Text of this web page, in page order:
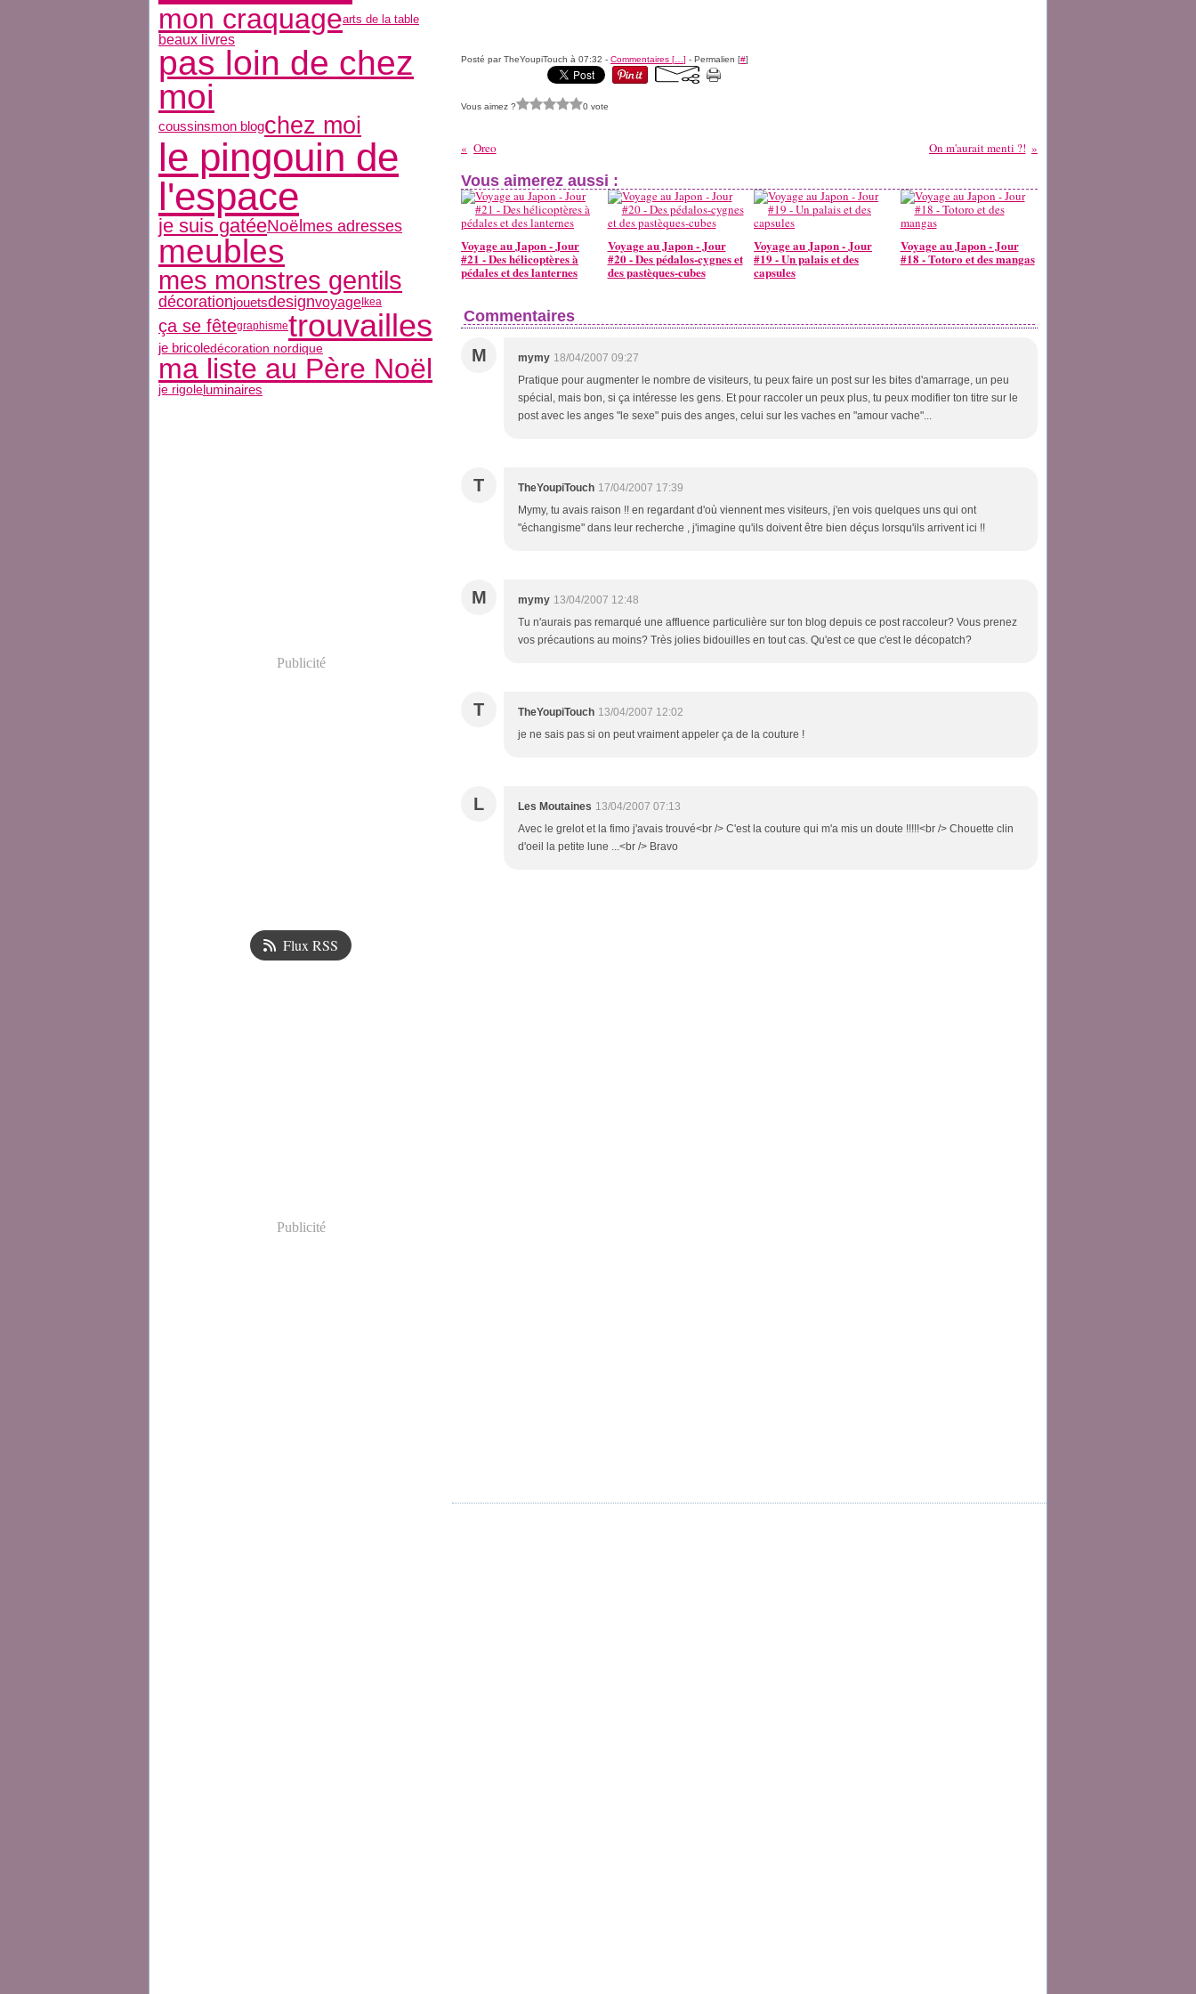
mon craquagearts de la table
beaux livres
pas loin de chez
moi
coussinsmon blogchez moi
le pingouin de
l'espace
je suis gatéeNoël mes adresses
meubles
mes monstres gentils
décorationjouetsdesignvoyage Ikea
ça se fêtegraphismetrouvailles
je bricoledécoration nordique
ma liste au Père Noël
je rigoleluminaires
Publicité
Flux RSS
Publicité
Posté par TheYoupiTouch à 07:32 - Commentaires [ ] - Permalien [#]
Vous aimez ? 0 vote
Oreo On m'aurait menti ?!
Vous aimerez aussi :
Voyage au Japon - Jour
#21 - Des hélicoptères à
pédales et des lanternes
Voyage au Japon - Jour
#20 - Des pédalos-cygnes et
des pastèques-cubes
Voyage au Japon - Jour
#19 - Un palais et des
capsules
Voyage au Japon - Jour
#18 - Totoro et des mangas
Commentaires
M mymy 18/04/2007 09:27
Pratique pour augmenter le nombre de visiteurs, tu peux faire un post sur les bites d'amarrage, un peu
spécial, mais bon, si ça intéresse les gens. Et pour raccoler un peux plus, tu peux modifier ton titre sur le
post avec les anges "le sexe" puis des anges, celui sur les vaches en "amour vache"...
T TheYoupiTouch 17/04/2007 17:39
Mymy, tu avais raison !! en regardant d'où viennent mes visiteurs, j'en vois quelques uns qui ont
"échangisme" dans leur recherche , j'imagine qu'ils doivent être bien déçus lorsqu'ils arrivent ici !!
M mymy 13/04/2007 12:48
Tu n'aurais pas remarqué une affluence particulière sur ton blog depuis ce post raccoleur? Vous prenez
vos précautions au moins? Très jolies bidouilles en tout cas. Qu'est ce que c'est le décopatch?
T TheYoupiTouch 13/04/2007 12:02
je ne sais pas si on peut vraiment appeler ça de la couture !
L Les Moutaines 13/04/2007 07:13
Avec le grelot et la fimo j'avais trouvé<br /> C'est la couture qui m'a mis un doute !!!!!<br /> Chouette clin
d'oeil la petite lune ...<br /> Bravo